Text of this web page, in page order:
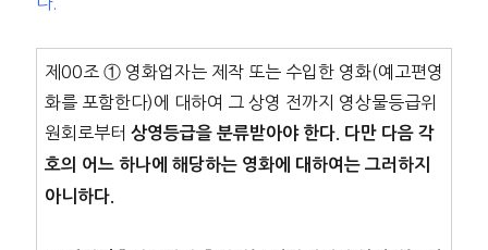
제00조 ① 영화업자는 제작 또는 수입한 영화(예고편영
화를 포함한다)에 대하여 그 상영 전까지 영상물등급위
원회로부터 상영등급을 분류받아야 한다. 다만 다음 각
호의 어느 하나에 해당하는 영화에 대하여는 그러하지
아니하다.